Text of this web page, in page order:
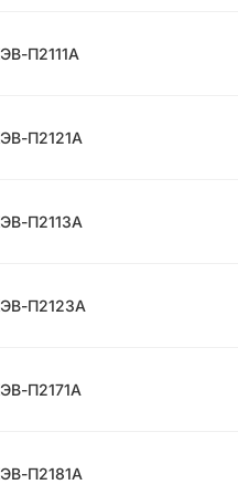
П2111A
П2121A
П2113A
П2123A
П2171A
П2181A